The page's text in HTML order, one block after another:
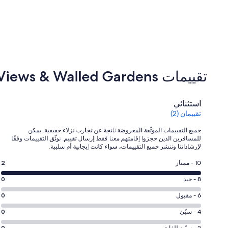
- Mature trees, shrubs, and perennial flowers
- Large patio for al fresco dining
تقييمات ⁦Little Redlap – Grand Coastal Estate with Sea Views & Walled Gardens⁩
التقييمات
استثنائي
تقييمان (2)
جميع التقييمات الموثّقة المعروضة ناتجة عن تجارب نزلاء حقيقية. يمكن
للمسافرين الذين حجزوا إقامتهم معنا فقط إرسال تقييم. نوثّق التقييمات وفقًا
لإرشاداتنا وننشر جميع التقييمات، سواء كانت إيجابية أم سلبية.
درجة
التصنيف
10
-
ممتاز.
2
10 - ممتاز 2
درجة
التصنيف
8
-
جيد.
8 - جيد 0
درجة
التصنيف
6
6 - مقبول 0
درجة
التصنيف
4 - سيّئ 0